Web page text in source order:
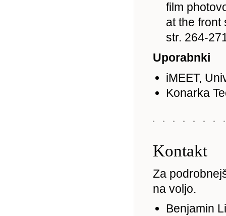
film
at the front
str. 264-
Uporabnki
iMEET,
Konarka
Kontakt
Za
na voljo.
Benjamin